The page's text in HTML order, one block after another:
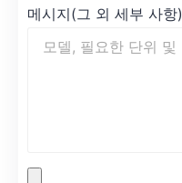
메시지(그 외 세부 사항)